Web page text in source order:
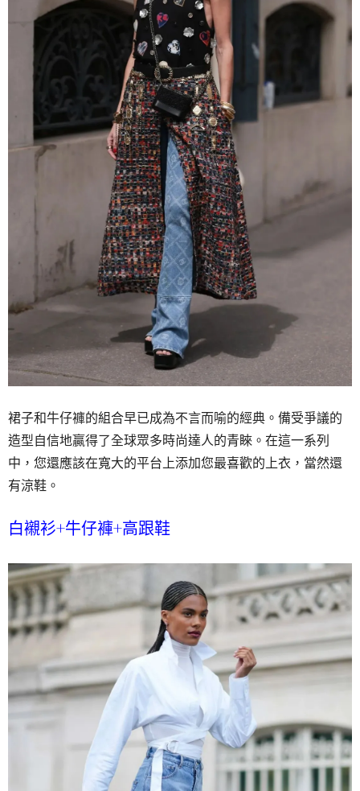
裙子和牛仔褲的組合早已成為不言而喻的經典。備受爭議的
造型自信地贏得了全球眾多時尚達人的青睞。在這一系列
中，您還應該在寬大的平台上添加您最喜歡的上衣，當然還
有涼鞋。
白襯衫+牛仔褲+高跟鞋